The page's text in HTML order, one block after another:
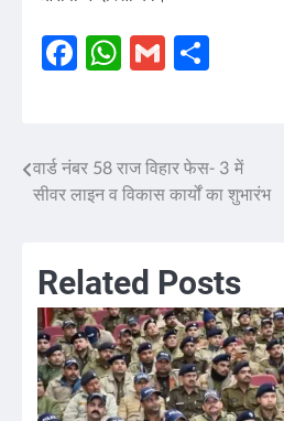
Facebook
WhatsApp
Gmail
Post
वार्ड नंबर 58 राज विहार फेस- 3 में
सीवर लाइन व विकास कार्यों का शुभारंभ
Related Posts